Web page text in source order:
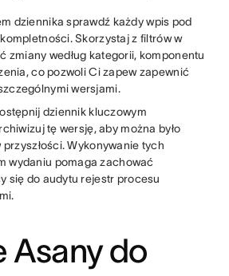
dziennika sprawdź każdy wpis pod
Skorzystaj z filtrów w
zmiany według kategorii, komponentu
co pozwoli Ci zapew zapewnić
wersjami.
dziennik kluczowym
tę wersję, aby można było
Wykonywanie tych
wydaniu pomaga zachować
się do audytu rejestr procesu
Asany do